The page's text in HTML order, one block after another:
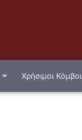
Χρήσιμοι Κόμβοι